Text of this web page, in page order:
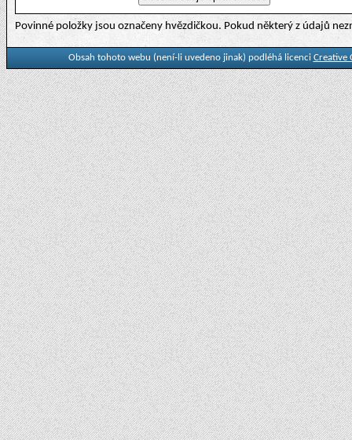
Povinné položky jsou označeny hvězdičkou. Pokud některý z údajů
Obsah tohoto webu (není-li uvedeno jinak) podléhá licenci Creative